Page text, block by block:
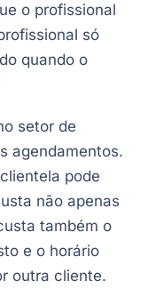
o profissional
só
quando o
setor de
agendamentos.
pode
não apenas
também o
e o horário
outra cliente.